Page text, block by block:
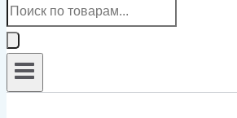
Поиск
товаров